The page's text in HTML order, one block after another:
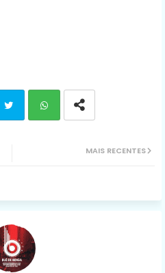
ap
MAIS RECENTES